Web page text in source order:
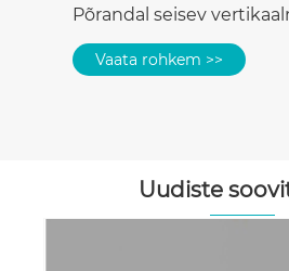
Põrandal seisev
Vaata rohkem >>
Uudiste